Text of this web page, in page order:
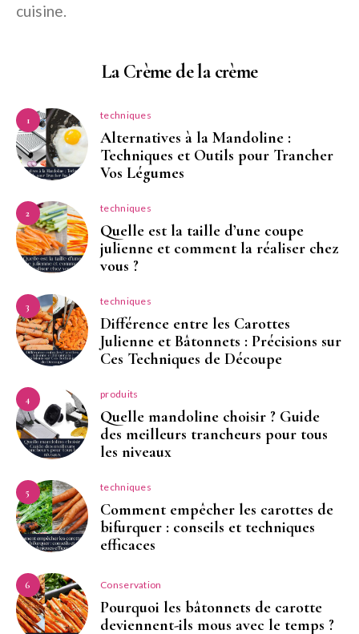
cuisine.
La Crème de la crème
1 techniques
Alternatives à la Mandoline :
Techniques et Outils pour Trancher
Vos Légumes
2 techniques
Quelle est la taille d’une coupe
julienne et comment la réaliser chez
vous ?
3 techniques
Différence entre les Carottes
Julienne et Bâtonnets : Précisions sur
Ces Techniques de Découpe
4 produits
Quelle mandoline choisir ? Guide
des meilleurs trancheurs pour tous
les niveaux
5 techniques
Comment empêcher les carottes de
bifurquer : conseils et techniques
efficaces
6 Conservation
Pourquoi les bâtonnets de carotte
deviennent-ils mous avec le temps ?